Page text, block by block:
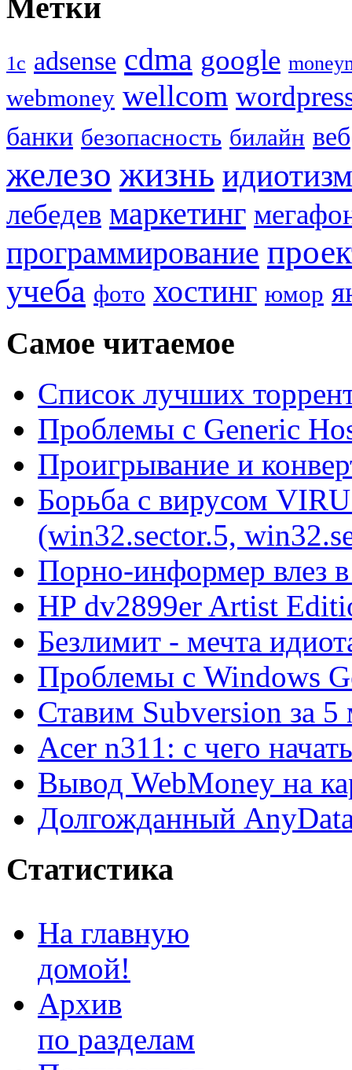
Метки
1с adsense cdma google
webmoney wellcom
банки безопасность билайн веб
железо жизнь идиотизм
лебедев маркетинг
программирование
учеба фото хостинг юмор
Самое читаемое
Список лучших
Проблемы с Generic
Проигрывание и
Борьба с вирусом
(win32.sector.5,
Порно-информер влез
HP dv2899er Artist
Безлимит - мечта
Проблемы с Windows
Ставим Subversion за 5
Acer n311: с чего начать
Вывод WebMoney на
Долгожданный
Статистика
На главную
домой!
Архив
по разделам